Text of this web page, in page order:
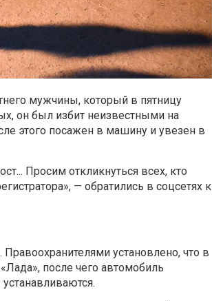
мужчины, который в пятницу
он был избит неизвестными на
этого посажен в машину и увезен в
Просим откликнуться всех, кто
— обратились в соцсетях к
установлено, что в
после чего автомобиль